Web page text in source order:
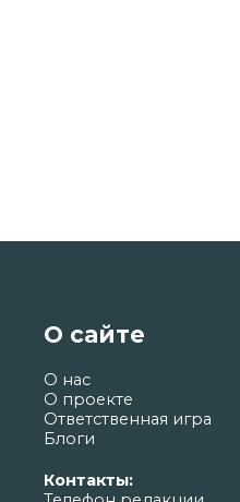
О сайте
О нас
О проекте
Ответственная игра
Блоги
Контакты: